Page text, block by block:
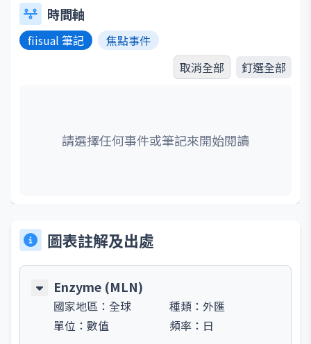
時間軸
fiisual 筆記
焦點事件
取消全部
釘選全部
請選擇任何事件或筆記來開始閱讀
圖表註解及出處
Enzyme (MLN)
國家地區： 全球 種類： 外匯
單位： 數值 頻率： 日